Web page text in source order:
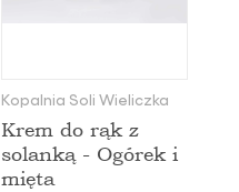
Kopalnia Soli Wieliczka
Krem do rąk z
solanką - Ogórek i
mięta